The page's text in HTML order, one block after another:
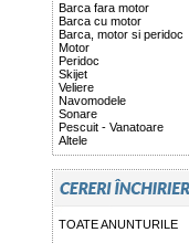
Barca fara motor
Barca cu motor
Barca, motor si peridoc
Motor
Peridoc
Skijet
Veliere
Navomodele
Sonare
Pescuit - Vanatoare
Altele
TOATE ANUNTURILE